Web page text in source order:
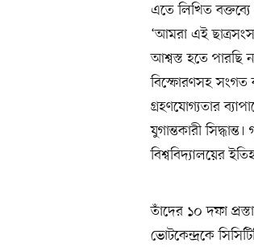
এতে লিখিত
‘আমরা এই
আশ্বস্ত হতে পারছি
বিস্ফোরণসহ সংগত
গ্রহণযোগ্যতার
যুগান্তকারী
বিশ্ববিদ্যালয়ের
তাঁদের ১০ দফা
ভোটকেন্দ্রকে